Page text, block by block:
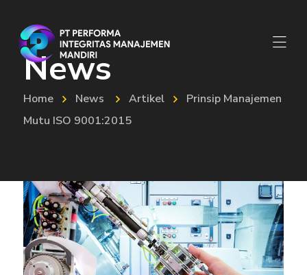
News
Home News Artikel
Prinsip Manajemen
Mutu ISO 9001:2015